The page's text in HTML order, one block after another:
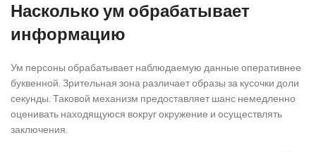
Насколько ум обрабатывает
информацию
Ум персоны обрабатывает наблюдаемую данные оперативнее
буквенной. Зрительная зона различает образы за кусочки доли
секунды. Таковой механизм предоставляет шанс немедленно
оценивать находящуюся вокруг окружение и осуществлять
заключения.